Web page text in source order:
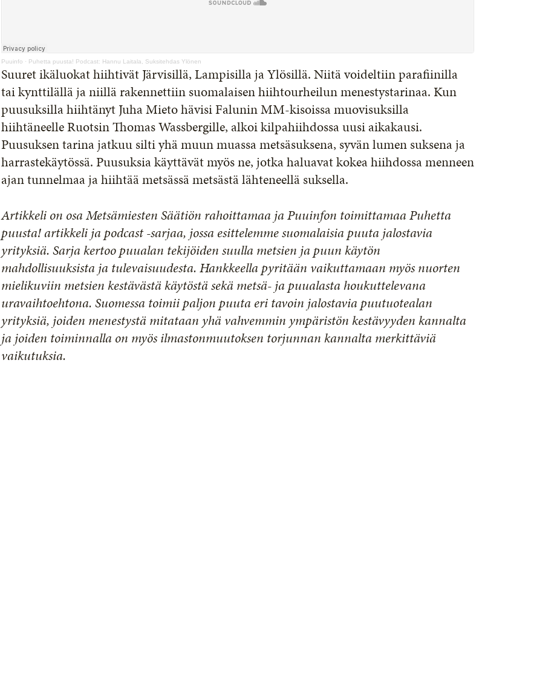
Puuinfo · Puhetta puusta! Podcast: Hannu Laitala, Suksitehdas Ylönen
Suuret ikäluokat hiihtivät Järvisillä, Lampisilla ja Ylösillä. Niitä voideltiin parafiinilla
tai kynttilällä ja niillä rakennettiin suomalaisen hiihtourheilun menestystarinaa. Kun
puusuksilla hiihtänyt Juha Mieto hävisi Falunin MM-kisoissa muovisuksilla
hiihtäneelle Ruotsin Thomas Wassbergille, alkoi kilpahiihdossa uusi aikakausi.
Puusuksen tarina jatkuu silti yhä muun muassa metsäsuksena, syvän lumen suksena ja
harrastekäytössä. Puusuksia käyttävät myös ne, jotka haluavat kokea hiihdossa menneen
ajan tunnelmaa ja hiihtää metsässä metsästä lähteneellä suksella.
Artikkeli on osa Metsämiesten Säätiön rahoittamaa ja Puuinfon toimittamaa Puhetta
puusta! artikkeli ja podcast -sarjaa, jossa esittelemme suomalaisia puuta jalostavia
yrityksiä. Sarja kertoo puualan tekijöiden suulla metsien ja puun käytön
mahdollisuuksista ja tulevaisuudesta. Hankkeella pyritään vaikuttamaan myös nuorten
mielikuviin metsien kestävästä käytöstä sekä metsä- ja puualasta houkuttelevana
uravaihtoehtona. Suomessa toimii paljon puuta eri tavoin jalostavia puutuotealan
yrityksiä, joiden menestystä mitataan yhä vahvemmin ympäristön kestävyyden kannalta
ja joiden toiminnalla on myös ilmastonmuutoksen torjunnan kannalta merkittäviä
vaikutuksia.